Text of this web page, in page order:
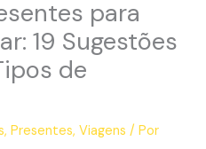
para
19 Sugestões
de
,Presentes,Viagens / Por